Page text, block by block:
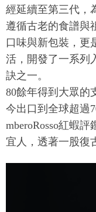
經延續至第三代，
遵循古老的食譜與
口味與新包裝，更
活，開發了一系列
訣之一。
80餘年得到大眾的
今出口到全球超過
mberoRosso紅蝦
宜人，透著一股復